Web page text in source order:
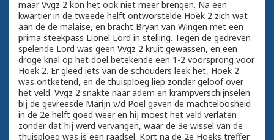
maar Vvgz 2 kon het ook niet meer brengen. Na een
kwartier in de tweede helft ontworstelde Hoek 2 zich wat
aan de de malaise, en bracht Bryan van Wingen met een
prima steekpass Lionel Lord in stelling. Tegen de gedreven
spelende Lord was geen Vvgz 2 kruit gewassen, en een
droge knal op het doel betekende een 1-2 voorsprong voor
Hoek 2. Er gleed iets van de schouders leek het, Hoek 2
was ontketend, en de thuisploeg liep zonder geloof over
het veld. Vvgz 2 snakte naar adem en krampverschijnselen
bij de gevreesde Marijn v/d Poel gaven de machteloosheid
in de 2e helft goed weer en hij moest het veld verlaten
zonder dat hij werd vervangen, waar de 3e wissel van de
thuisploeg was is een raadsel. Kort na de 2e Hoeks treffer